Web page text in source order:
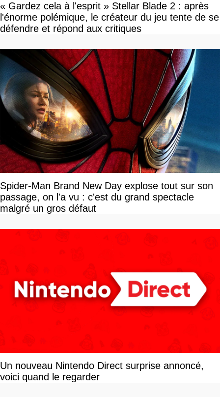
« Gardez cela à l'esprit » Stellar Blade 2 : après
l'énorme polémique, le créateur du jeu tente de se
défendre et répond aux critiques
Spider-Man Brand New Day explose tout sur son
passage, on l'a vu : c'est du grand spectacle
malgré un gros défaut
Un nouveau Nintendo Direct surprise annoncé,
voici quand le regarder